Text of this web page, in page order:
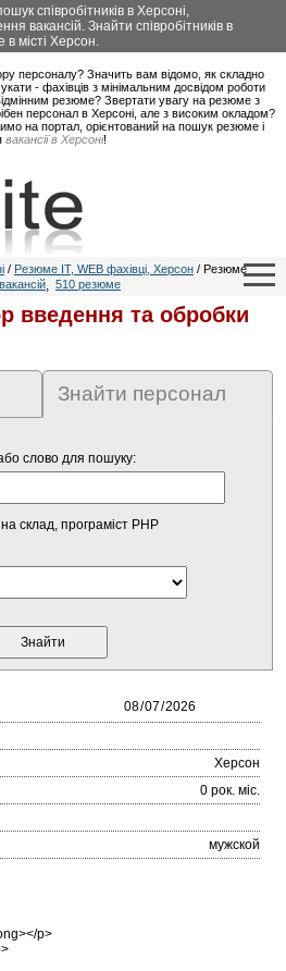
співробітників в Херсоні,
вакансій. Знайти співробітників в
місті Херсон.
персоналу? Значить вам відомо, як складно
- фахівців з мінімальним досвідом роботи
резюме? Звертати увагу на резюме з
персонал в Херсоні, але з високим окладом?
на портал, орієнтований на пошук резюме і
вакансії в Херсоні!
/ Резюме IT, WEB фахівці, Херсон / Резюме
, 510 резюме
введення та обробки
Знайти персонал
слово для пошуку:
склад, програміст PHP
Херсон
0 рок. міc.
мужской
p>